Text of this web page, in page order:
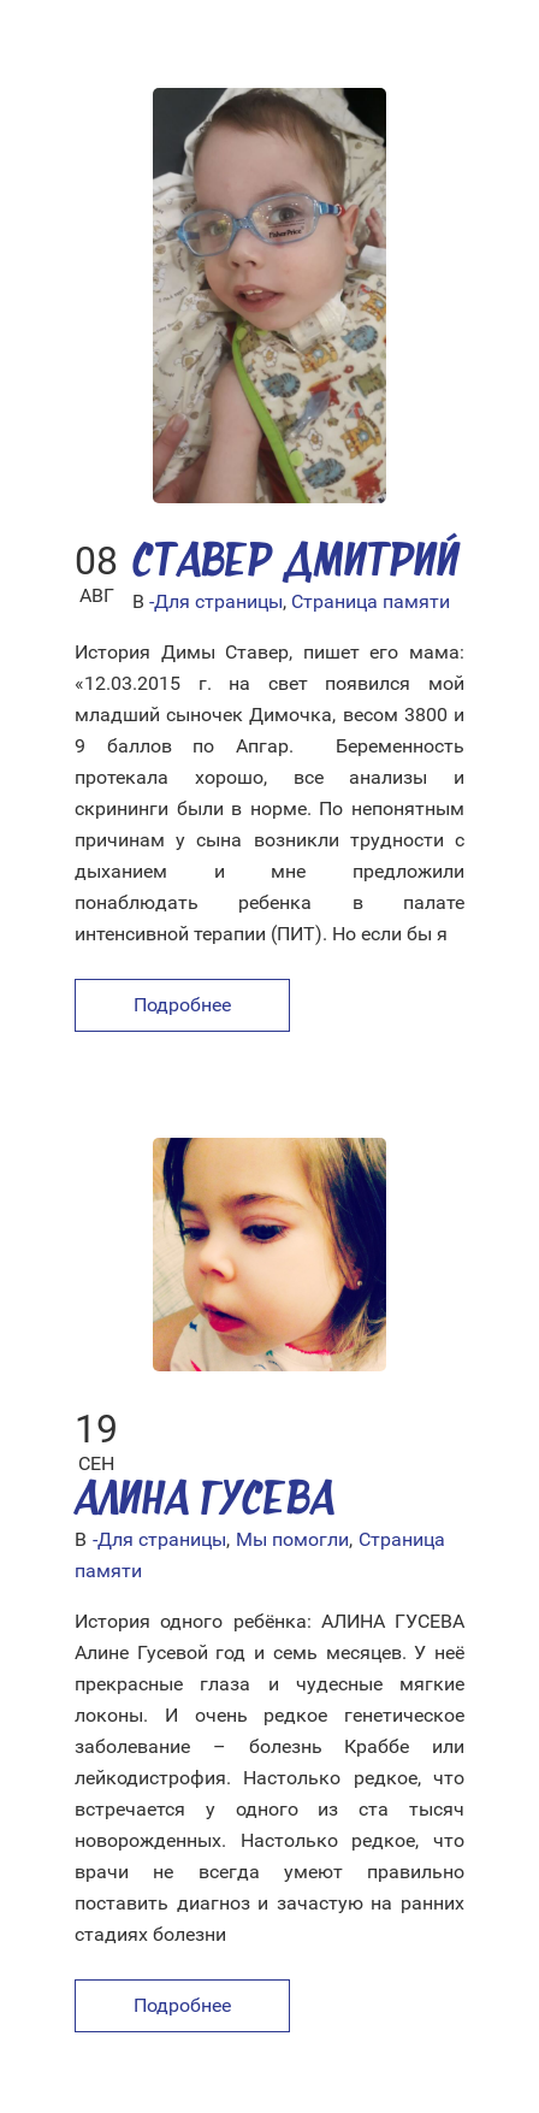
08
АВГ
СТАВЕР ДМИТРИЙ
В -Для страницы, Страница памяти
История Димы Ставер, пишет его мама:
«12.03.2015 г. на свет появился мой
младший сыночек Димочка, весом 3800 и
9 баллов по Апгар. Беременность
протекала хорошо, все анализы и
скрининги были в норме. По непонятным
причинам у сына возникли трудности с
дыханием и мне предложили
понаблюдать ребенка в палате
интенсивной терапии (ПИТ). Но если бы я
Подробнее
19
СЕН
АЛИНА ГУСЕВА
В -Для страницы, Мы помогли, Страница
памяти
История одного ребёнка: АЛИНА ГУСЕВА
Алине Гусевой год и семь месяцев. У неё
прекрасные глаза и чудесные мягкие
локоны. И очень редкое генетическое
заболевание – болезнь Краббе или
лейкодистрофия. Настолько редкое, что
встречается у одного из ста тысяч
новорожденных. Настолько редкое, что
врачи не всегда умеют правильно
поставить диагноз и зачастую на ранних
стадиях болезни
Подробнее